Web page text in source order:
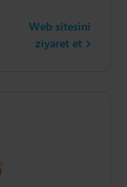
Web sitesini
ziyaret et